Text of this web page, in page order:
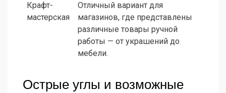
Крафт-
мастерская
Отличный вариант для
магазинов, где представлены
различные товары ручной
работы — от украшений до
мебели.
Острые углы и возможные